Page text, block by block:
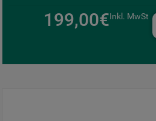
199,00€Inkl. MwSt